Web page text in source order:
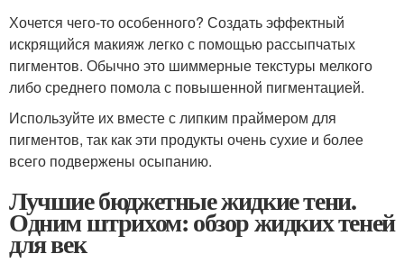
Хочется чего-то особенного? Создать эффектный
искрящийся макияж легко с помощью рассыпчатых
пигментов. Обычно это шиммерные текстуры мелкого
либо среднего помола с повышенной пигментацией.
Используйте их вместе с липким праймером для
пигментов, так как эти продукты очень сухие и более
всего подвержены осыпанию.
Лучшие бюджетные жидкие тени.
Одним штрихом: обзор жидких теней
для век